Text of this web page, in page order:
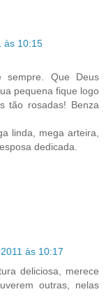
às 10:15
sempre. Que Deus
pequena fique logo
tão rosadas! Benza
linda, mega arteira,
dedicada.
às 10:17
deliciosa, merece
outras, nelas